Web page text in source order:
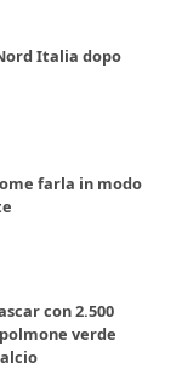
Italia dopo
farla in modo
con 2.500
verde